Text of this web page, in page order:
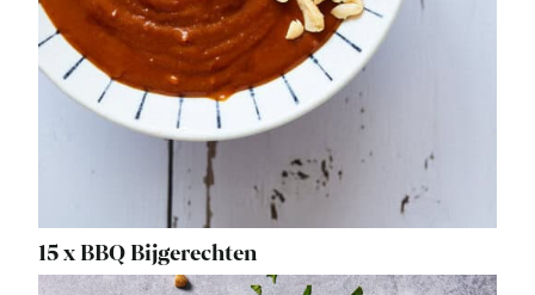
15 x BBQ Bijgerechten